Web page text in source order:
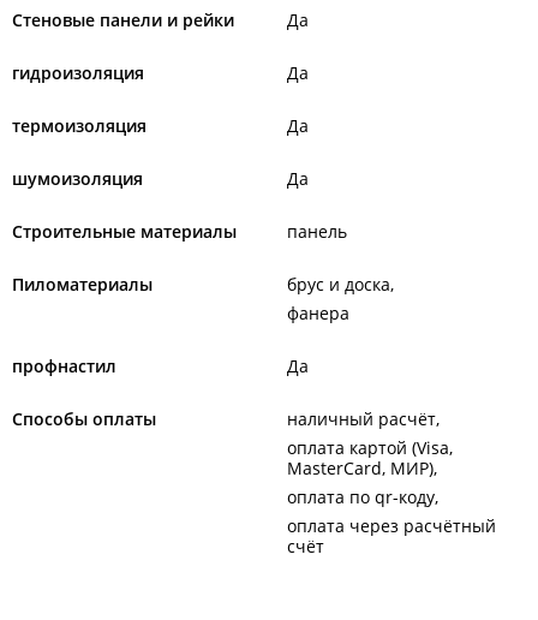
Стеновые панели и рейки Да
гидроизоляция Да
термоизоляция Да
шумоизоляция Да
Строительные материалы панель
Пиломатериалы
брус и доска
фанера
профнастил Да
Способы оплаты
наличный расчёт
оплата картой (Visa,
MasterCard, МИР)
оплата по qr-коду
оплата через расчётный
счёт